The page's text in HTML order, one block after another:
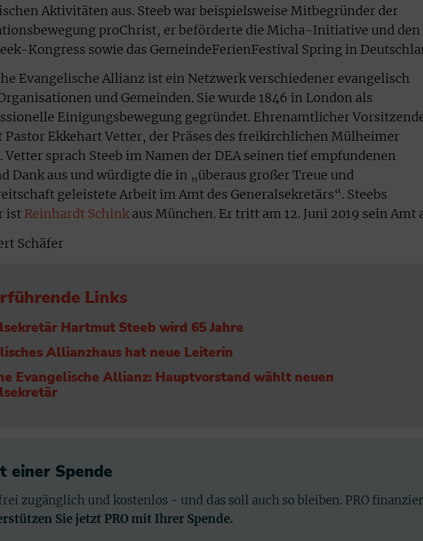
Aktivitäten aus. Steeb war beispielsweise Mitbegründer der
proChrist, er beförderte die Micha-Initiative und den
Kongress sowie das GemeindeFerienFestival Spring in
Evangelische Allianz ist ein Netzwerk verschiedener evangelisch
und Gemeinden. Sie wurde 1846 in London als
Einigungsbewegung gegründet. Ehrenamtlicher
Pastor Ekkehart Vetter, der Präses des freikirchlichen Mülheimer
Vetter sprach Steeb im Namen der DEA seinen tief empfundenen
Dank aus und würdigte die in „überaus großer Treue und
geleistete Arbeit im Amt des Generalsekretärs“. Steebs
ist Reinhardt Schinkaus München. Er tritt am 12. Juni 2019 sein Amt
Schäfer
Links
Hartmut Steeb wird 65 Jahre
Allianzhaus hat neue Leiterin
Evangelische Allianz: Hauptvorstand wählt neuen
einer Spende
zugänglich und kostenlos - und das soll auch so bleiben. PRO
Sie jetzt PRO mit Ihrer Spende.